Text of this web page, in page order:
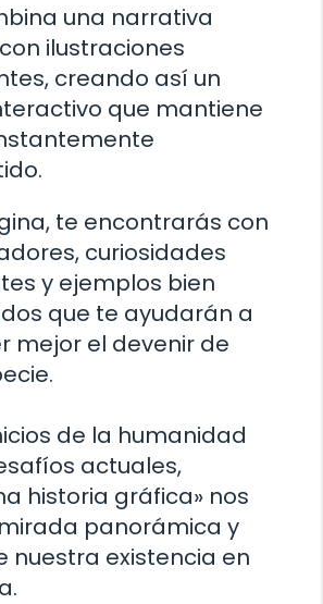
una narrativa
ilustraciones
creando así un
que mantiene
te encontrarás con
curiosidades
y ejemplos bien
que te ayudarán a
mejor el devenir de
de la humanidad
actuales,
historia gráfica» nos
panorámica y
nuestra existencia en